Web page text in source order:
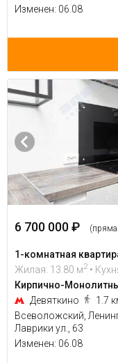
Изменен: 06.08
6 700 000 ₽
1-комнатная
Жилая: 13.80 м2 •
Кирпично-
Девяткино
1.7
Всеволожский,
Лаврики ул., 63
Изменен: 06.08